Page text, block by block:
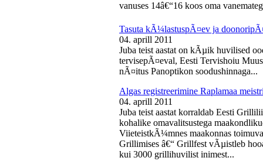
vanuses 14â€“16 koos oma
Tasuta kÃ¼lastuspÃ¤ev ja
04. aprill 2011
Juba teist aastat on kÃµik huvilised
tervisepÃ¤eval, Eesti Tervishoiu
nÃ¤itus Panoptikon soodushinnaga...
Algas registreerimine Raplamaa
04. aprill 2011
Juba teist aastat korraldab Eesti
kohalike omavalitsustega
ViieteistkÃ¼mnes maakonnas
Grillimises â€“ Grillfest vÃµistleb
kui 3000 grillihuvilist inimest...